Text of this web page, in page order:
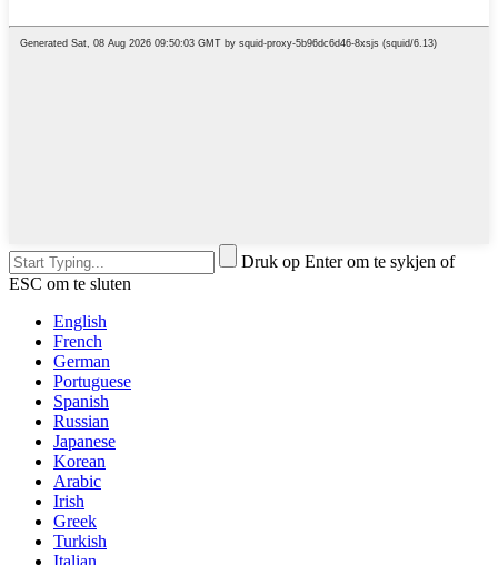
Druk op Enter om te sykjen of
ESC om te sluten
English
French
German
Portuguese
Spanish
Russian
Japanese
Korean
Arabic
Irish
Greek
Turkish